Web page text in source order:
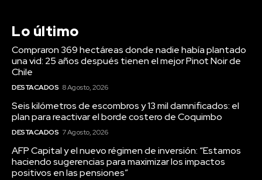
Lo último
Compraron 369 hectáreas donde nadie había plantado
una vid: 25 años después tienen el mejor Pinot Noir de
Chile
DESTACADOS 8 Agosto, 2026
Seis kilómetros de escombros y 13 mil damnificados: el
plan para reactivar el borde costero de Coquimbo
DESTACADOS 7 Agosto, 2026
AFP Capital y el nuevo régimen de inversión: “Estamos
haciendo sugerencias para maximizar los impactos
positivos en las pensiones”